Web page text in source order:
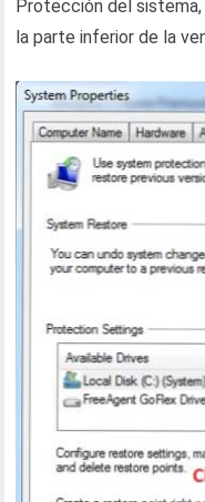
Protección del
la parte inferior de la